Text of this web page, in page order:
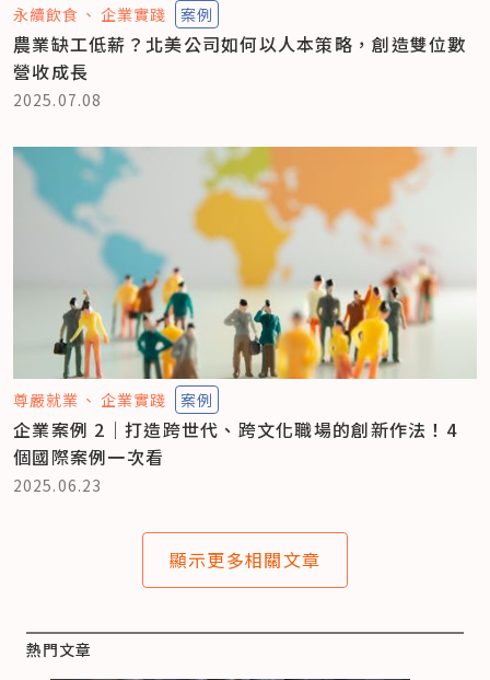
永續飲食 企業實踐 案例
農業缺工低薪？北美公司如何以人本策略，創造雙位數
營收成長
2025.07.08
尊嚴就業 企業實踐 案例
企業案例 2｜打造跨世代、跨文化職場的創新作法！4
個國際案例一次看
2025.06.23
顯示更多相關文章
熱門文章